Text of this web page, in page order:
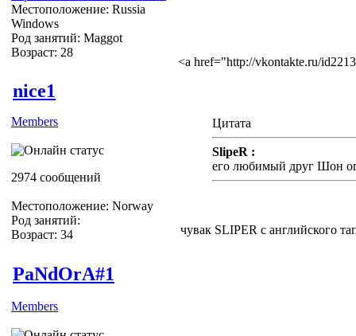
Местоположение: Russia
Windows
Род занятий: Maggot
Возраст: 28
<a href="http://vkontakte.ru/
nice1
Members
2974 сообщений
Местоположение: Norway
Род занятий:
Возраст: 34
Цитата
SlipeR :
его любимый друг Шон
чувак SLIPER с английского
PaNdOrA#1
Members